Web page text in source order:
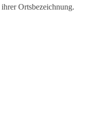
Ortsbezeichnung.